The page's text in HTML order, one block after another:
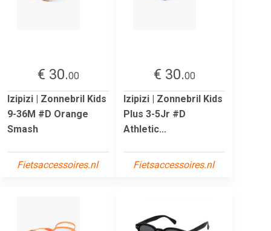
€ 30.00
Izipizi | Zonnebril Kids
9-36M #D Orange
Smash
Fietsaccessoires.nl
€ 30.00
Izipizi | Zonnebril Kids
Plus 3-5Jr #D
Athletic...
Fietsaccessoires.nl